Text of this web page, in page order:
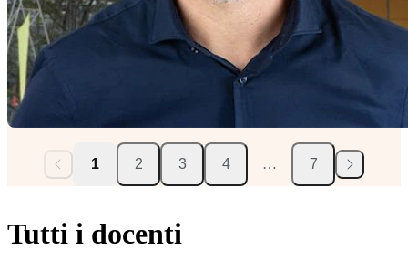
1 2 3 4 … 7
Tutti i docenti